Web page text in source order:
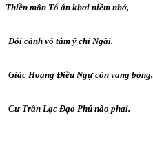
Thiền môn Tổ ấn khơi niềm nhớ,
Đối cảnh vô tâm ý chỉ Ngài.
Giác Hoàng Điều Ngự còn vang bóng,
Cư Trần Lạc Đạo Phú nào phai.